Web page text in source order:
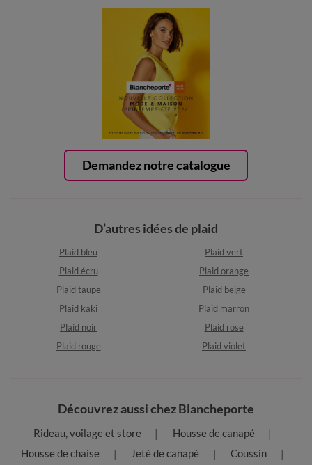
Demandez notre catalogue
D’autres idées de plaid
Plaid bleu
Plaid vert
Plaid écru
Plaid orange
Plaid taupe
Plaid beige
Plaid kaki
Plaid marron
Plaid noir
Plaid rose
Plaid rouge
Plaid violet
Découvrez aussi chez Blancheporte
Rideau, voilage et store
Housse de canapé
Housse de chaise
Jeté de canapé
Coussin